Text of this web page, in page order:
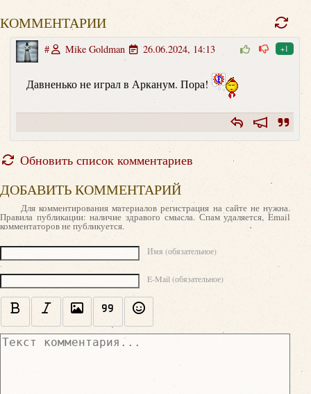
КОММЕНТАРИИ
# Mike Goldman 26.06.2024, 14:13 +1
Давненько не играл в Арканум. Пора!
Обновить список комментариев
ДОБАВИТЬ КОММЕНТАРИЙ
Для комментирования материалов регистрация на сайте не нужна.
Правила публикации: наличие здравого смысла. Спам удаляется, Email
комментаторов не публикуется.
Имя (обязательное)
E-Mail (обязательное)
Текст комментария